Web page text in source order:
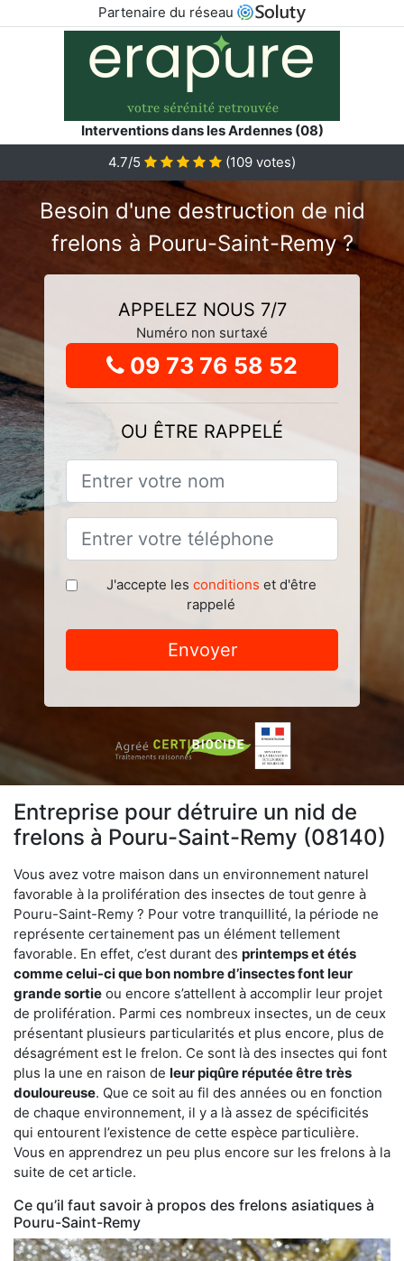
Partenaire du réseau
Interventions dans les Ardennes (08)
4.7/5 (109 votes)
Besoin d'une destruction de nid
frelons à Pouru-Saint-Remy ?
APPELEZ NOUS 7/7
Numéro non surtaxé
09 73 76 58 52
OU ÊTRE RAPPELÉ
J'accepte les conditions et d'être
rappelé
Envoyer
Entreprise pour détruire un nid de
frelons à Pouru-Saint-Remy (08140)
Vous avez votre maison dans un environnement naturel
favorable à la prolifération des insectes de tout genre à
Pouru-Saint-Remy ? Pour votre tranquillité, la période ne
représente certainement pas un élément tellement
favorable. En effet, c’est durant des printemps et étés
comme celui-ci que bon nombre d’insectes font leur
grande sortie ou encore s’attellent à accomplir leur projet
de prolifération. Parmi ces nombreux insectes, un de ceux
présentant plusieurs particularités et plus encore, plus de
désagrément est le frelon. Ce sont là des insectes qui font
plus la une en raison de leur piqûre réputée être très
douloureuse. Que ce soit au fil des années ou en fonction
de chaque environnement, il y a là assez de spécificités
qui entourent l’existence de cette espèce particulière.
Vous en apprendrez un peu plus encore sur les frelons à la
suite de cet article.
Ce qu’il faut savoir à propos des frelons asiatiques à
Pouru-Saint-Remy